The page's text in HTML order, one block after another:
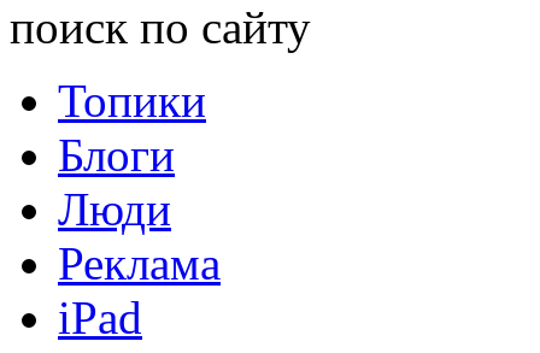
поиск по сайту
Топики
Блоги
Люди
Реклама
iPad